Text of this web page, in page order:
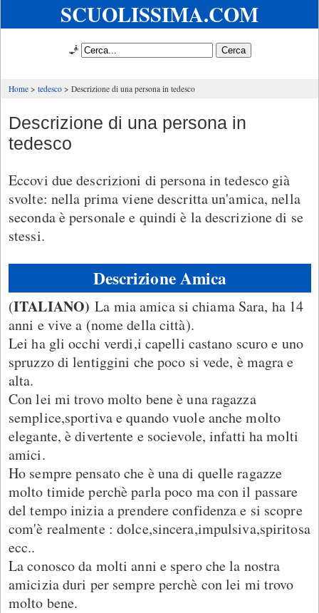
SCUOLISSIMA.COM
🧞
Home tedesco Descrizione di una persona in tedesco
Descrizione di una persona in
tedesco
Eccovi due descrizioni di persona in tedesco già
svolte: nella prima viene descritta un'amica, nella
seconda è personale e quindi è la descrizione di se
stessi.
Descrizione Amica
(ITALIANO)La mia amica si chiama Sara, ha 14
anni e vive a (nome della città).
Lei ha gli occhi verdi,i capelli castano scuro e uno
spruzzo di lentiggini che poco si vede, è magra e
alta.
Con lei mi trovo molto bene è una ragazza
semplice,sportiva e quando vuole anche molto
elegante, è divertente e socievole, infatti ha molti
amici.
Ho sempre pensato che è una di quelle ragazze
molto timide perchè parla poco ma con il passare
del tempo inizia a prendere confidenza e si scopre
com'è realmente : dolce,sincera,impulsiva,spiritosa
ecc..
La conosco da molti anni e spero che la nostra
amicizia duri per sempre perchè con lei mi trovo
molto bene.